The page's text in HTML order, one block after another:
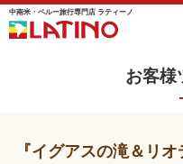
中南米・ペルー旅行専門店 ラティーノ
お客様
イグアスの滝＆リオ